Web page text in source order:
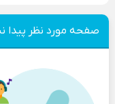
صفحه مورد نظر پیدا